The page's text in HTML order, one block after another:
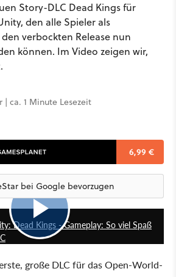
Story-DLC Dead Kings für
den alle Spieler als
verbockten Release nun
können. Im Video zeigen wir,
| ca. 1 Minute Lesezeit
6,99 €
bei Google bevorzugen
9:05
Dead Kings - Gameplay: So viel Spaß
große DLC für das Open-World-